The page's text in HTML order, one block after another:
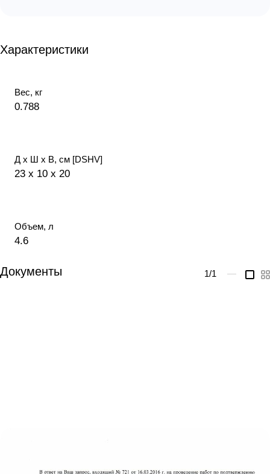
Характеристики
Вес, кг
0.788
Д х Ш х В, см [DSHV]
23 x 10 x 20
Объем, л
4.6
Документы 1/1 —